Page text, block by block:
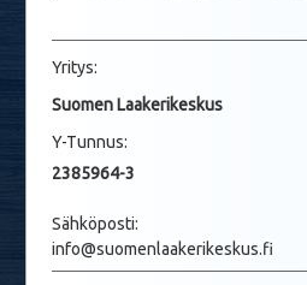
Yritys:
Suomen Laakerikeskus
Y-Tunnus:
2385964-3
Sähköposti:
info@suomenlaakerikeskus.fi